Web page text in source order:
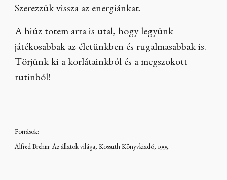
Szerezzük vissza az energiánkat.
A hiúz totem arra is utal, hogy legyünk
játékosabbak az életünkben és rugalmasabbak is.
Törjünk ki a korlátainkból és a megszokott
rutinból!
Források:
Alfred Brehm: Az állatok világa, Kossuth Könyvkiadó, 1995.